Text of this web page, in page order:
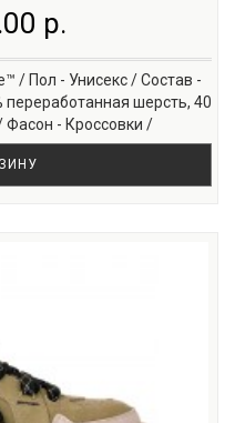
р.
/ Пол - Унисекс / Состав -
переработанная шерсть, 40
Фасон - Кроссовки /